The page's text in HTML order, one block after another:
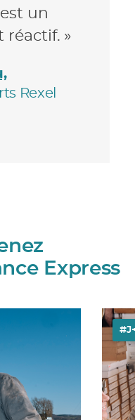
un
réactif. »
Rexel
Express